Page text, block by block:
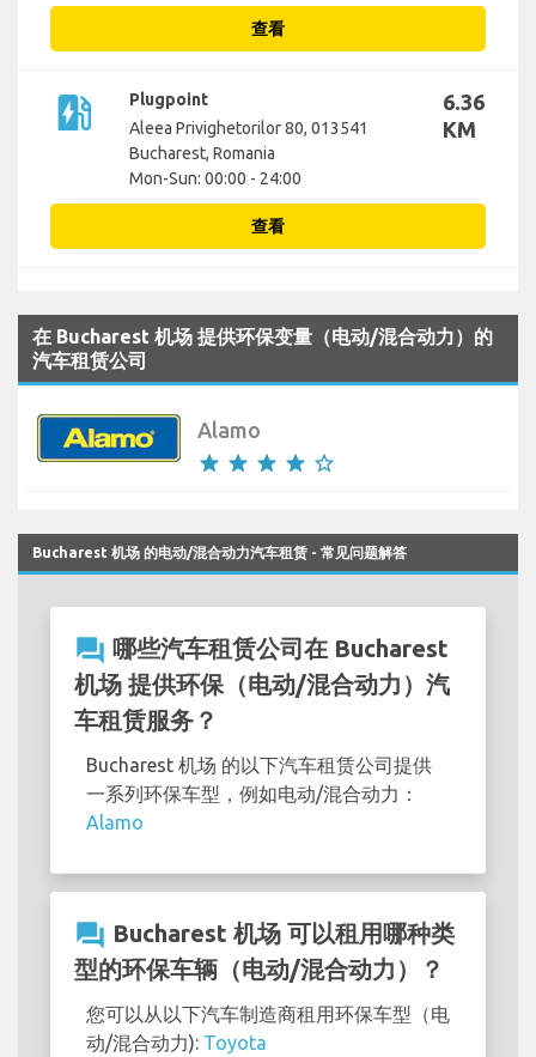
查看
ev_station
Plugpoint
Aleea Privighetorilor 80, 013541
Bucharest, Romania
Mon-Sun: 00:00 - 24:00
6.36
KM
查看
在 Bucharest 机场 提供环保变量（电动/混合动力）的
汽车租赁公司
Alamo
star star star star star_border
Bucharest 机场 的电动/混合动力汽车租赁 - 常见问题解答
question_answer 哪些汽车租赁公司在 Bucharest
机场 提供环保（电动/混合动力）汽
车租赁服务？
Bucharest 机场 的以下汽车租赁公司提供
一系列环保车型，例如电动/混合动力：
Alamo
question_answer Bucharest 机场 可以租用哪种类
型的环保车辆（电动/混合动力）？
您可以从以下汽车制造商租用环保车型（电
动/混合动力): Toyota